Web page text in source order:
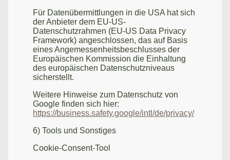
Für Datenübermittlungen in die USA hat sich
der Anbieter dem EU-US-
Datenschutzrahmen (EU-US Data Privacy
Framework) angeschlossen, das auf Basis
eines Angemessenheitsbeschlusses der
Europäischen Kommission die Einhaltung
des europäischen Datenschutzniveaus
sicherstellt.
Weitere Hinweise zum Datenschutz von
Google finden sich hier:
https://business.safety.google/intl/de/privacy/
6) Tools und Sonstiges
Cookie-Consent-Tool